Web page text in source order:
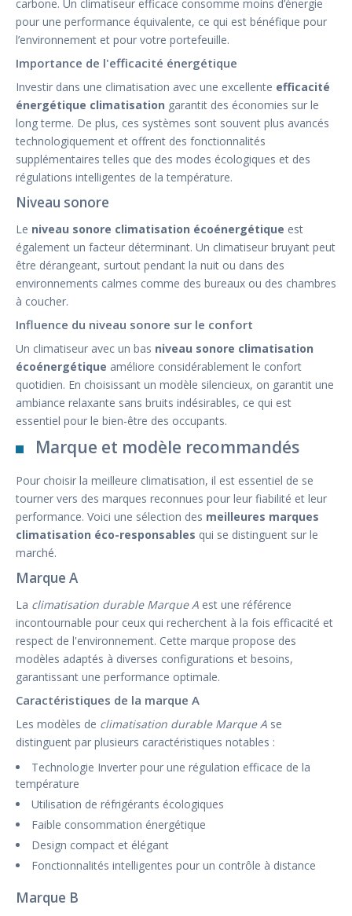
carbone. Un climatiseur efficace consomme moins d’énergie
pour une performance équivalente, ce qui est bénéfique pour
l’environnement et pour votre portefeuille.
Importance de l'efficacité énergétique
Investir dans une climatisation avec une excellente efficacité
énergétique climatisation garantit des économies sur le
long terme. De plus, ces systèmes sont souvent plus avancés
technologiquement et offrent des fonctionnalités
supplémentaires telles que des modes écologiques et des
régulations intelligentes de la température.
Niveau sonore
Le niveau sonore climatisation écoénergétique est
également un facteur déterminant. Un climatiseur bruyant peut
être dérangeant, surtout pendant la nuit ou dans des
environnements calmes comme des bureaux ou des chambres
à coucher.
Influence du niveau sonore sur le confort
Un climatiseur avec un bas niveau sonore climatisation
écoénergétique améliore considérablement le confort
quotidien. En choisissant un modèle silencieux, on garantit une
ambiance relaxante sans bruits indésirables, ce qui est
essentiel pour le bien-être des occupants.
Marque et modèle recommandés
Pour choisir la meilleure climatisation, il est essentiel de se
tourner vers des marques reconnues pour leur fiabilité et leur
performance. Voici une sélection des meilleures marques
climatisation éco-responsables qui se distinguent sur le
marché.
Marque A
La climatisation durable Marque A est une référence
incontournable pour ceux qui recherchent à la fois efficacité et
respect de l'environnement. Cette marque propose des
modèles adaptés à diverses configurations et besoins,
garantissant une performance optimale.
Caractéristiques de la marque A
Les modèles de climatisation durable Marque A se
distinguent par plusieurs caractéristiques notables :
Technologie Inverter pour une régulation efficace de la
température
Utilisation de réfrigérants écologiques
Faible consommation énergétique
Design compact et élégant
Fonctionnalités intelligentes pour un contrôle à distance
Marque B